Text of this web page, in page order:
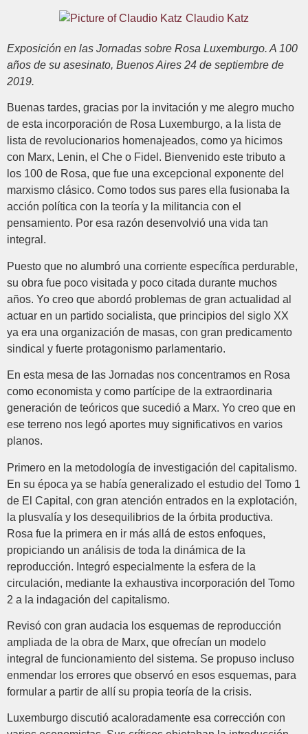
Claudio Katz
Exposición en las Jornadas sobre Rosa Luxemburgo. A 100
años de su asesinato, Buenos Aires 24 de septiembre de
2019.
Buenas tardes, gracias por la invitación y me alegro mucho
de esta incorporación de Rosa Luxemburgo, a la lista de
lista de revolucionarios homenajeados, como ya hicimos
con Marx, Lenin, el Che o Fidel. Bienvenido este tributo a
los 100 de Rosa, que fue una excepcional exponente del
marxismo clásico. Como todos sus pares ella fusionaba la
acción política con la teoría y la militancia con el
pensamiento. Por esa razón desenvolvió una vida tan
integral.
Puesto que no alumbró una corriente específica perdurable,
su obra fue poco visitada y poco citada durante muchos
años. Yo creo que abordó problemas de gran actualidad al
actuar en un partido socialista, que principios del siglo XX
ya era una organización de masas, con gran predicamento
sindical y fuerte protagonismo parlamentario.
En esta mesa de las Jornadas nos concentramos en Rosa
como economista y como partícipe de la extraordinaria
generación de teóricos que sucedió a Marx. Yo creo que en
ese terreno nos legó aportes muy significativos en varios
planos.
Primero en la metodología de investigación del capitalismo.
En su época ya se había generalizado el estudio del Tomo 1
de El Capital, con gran atención entrados en la explotación,
la plusvalía y los desequilibrios de la órbita productiva.
Rosa fue la primera en ir más allá de estos enfoques,
propiciando un análisis de toda la dinámica de la
reproducción. Integró especialmente la esfera de la
circulación, mediante la exhaustiva incorporación del Tomo
2 a la indagación del capitalismo.
Revisó con gran audacia los esquemas de reproducción
ampliada de la obra de Marx, que ofrecían un modelo
integral de funcionamiento del sistema. Se propuso incluso
enmendar los errores que observó en esos esquemas, para
formular a partir de allí su propia teoría de la crisis.
Luxemburgo discutió acaloradamente esa corrección con